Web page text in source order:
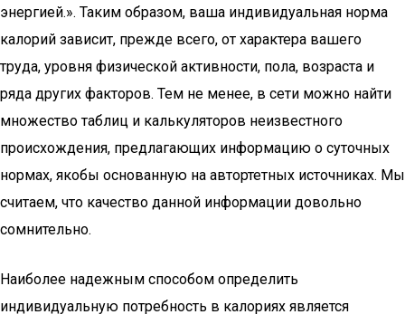
энергией.». Таким образом, ваша индивидуальная норма
калорий зависит, прежде всего, от характера вашего
труда, уровня физической активности, пола, возраста и
ряда других факторов. Тем не менее, в сети можно найти
множество таблиц и калькуляторов неизвестного
происхождения, предлагающих информацию о суточных
нормах, якобы основанную на автортетных источниках. Мы
считаем, что качество данной информации довольно
сомнительно.
Наиболее надежным способом определить
индивидуальную потребность в калориях является